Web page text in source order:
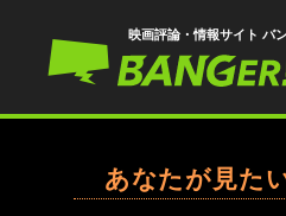
映画評論・情報サイト バ
あなたが見た